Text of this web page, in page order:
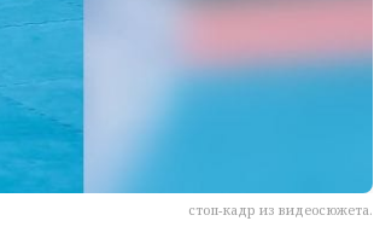
стоп-кадр из видеосюжета.